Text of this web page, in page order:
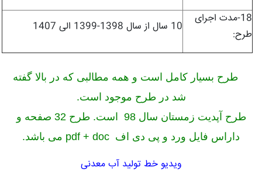
18-مدت اجرای
طرح:
10 سال از سال 1398-1399 الی 1407
طرح بسیار کامل است و همه مطالبی که در بالا گفته
شد در طرح موجود است.
طرح آپدیت زمستان سال 98 است. طرح 32 صفحه و
داراس فایل ورد و پی دی اف pdf + doc می باشد.
ویدیو خط تولید آب معدنی